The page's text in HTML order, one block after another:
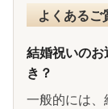
よくあるご
結婚祝いのお
き？
一般的には、